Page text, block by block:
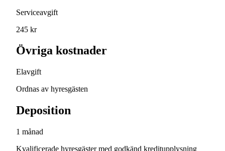
Serviceavgift
245 kr
Övriga kostnader
Elavgift
Ordnas av hyresgästen
Deposition
1 månad
Kvalificerade hyresgäster med godkänd kreditupplysning